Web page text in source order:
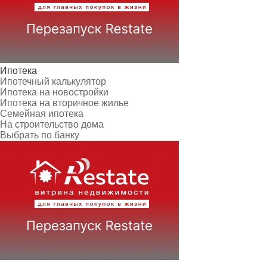
Ипотека
Ипотечный калькулятор
Ипотека на новостройки
Ипотека на вторичное жилье
Семейная ипотека
На строительство дома
Выбрать по банку